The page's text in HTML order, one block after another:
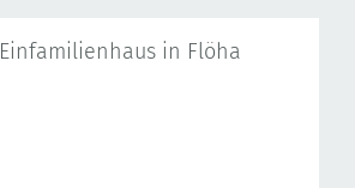
Einfamilienhaus in Flöha